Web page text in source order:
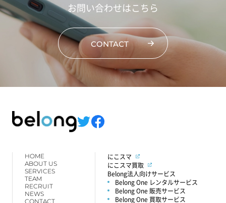
お問い合わせはこちら
CONTACT
HOME
ABOUT US
SERVICES
TEAM
RECRUIT
NEWS
CONTACT
にこスマ
にこスマ買取
Belong法人向けサービス
Belong One レンタルサービス
Belong One 販売サービス
Belong One 買取サービス